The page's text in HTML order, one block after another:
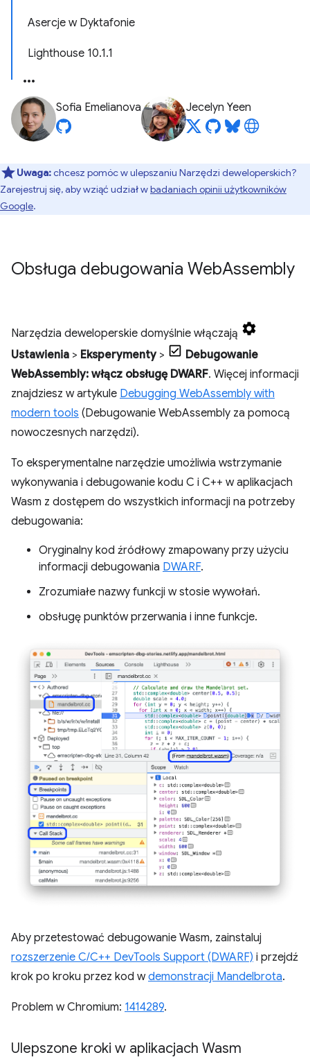
Asercje w Dyktafonie
Lighthouse 10.1.1
Sofia Emelianova Jecelyn Yeen
Uwaga:chcesz pomóc w ulepszaniu Narzędzi deweloperskich?
Zarejestruj się, aby wziąć udział wbadaniach opinii użytkowników
Google.
Obsługa debugowania WebAssembly
Narzędzia deweloperskie domyślnie włączają
Ustawienia > Eksperymenty>
Debugowanie
WebAssembly: włącz obsługę DWARF. Więcej informacji
znajdziesz w artykule Debugging WebAssembly with
modern tools (Debugowanie WebAssembly za pomocą
nowoczesnych narzędzi).
To eksperymentalne narzędzie umożliwia wstrzymanie
wykonywania i debugowanie kodu C i C++ w aplikacjach
Wasm z dostępem do wszystkich informacji na potrzeby
debugowania:
Oryginalny kod źródłowy zmapowany przy użyciu
informacji debugowania DWARF.
Zrozumiałe nazwy funkcji w stosie wywołań.
obsługę punktów przerwania i inne funkcje.
Aby przetestować debugowanie Wasm, zainstaluj
rozszerzenie C/C++ DevTools Support (DWARF) i przejdź
krok po kroku przez kod wdemonstracji Mandelbrota.
Problem w Chromium: 1414289.
Ulepszone kroki w aplikacjach Wasm